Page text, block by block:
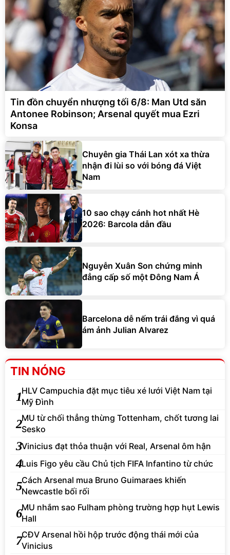
Tin đồn chuyển nhượng tối 6/8: Man Utd săn
Antonee Robinson; Arsenal quyết mua Ezri
Konsa
Chuyên gia Thái Lan xót xa thừa
nhận đi lùi so với bóng đá Việt
Nam
10 sao chạy cánh hot nhất Hè
2026: Barcola dẫn đầu
Nguyễn Xuân Son chứng minh
đẳng cấp số một Đông Nam Á
Barcelona dễ nếm trái đắng vì quá
ám ảnh Julian Alvarez
TIN NÓNG
1HLV Campuchia đặt mục tiêu xé lưới Việt Nam tại
Mỹ Đình
2MU từ chối thẳng thừng Tottenham, chốt tương lai
Sesko
3Vinicius đạt thỏa thuận với Real, Arsenal ôm hận
4Luis Figo yêu cầu Chủ tịch FIFA Infantino từ chức
5Cách Arsenal mua Bruno Guimaraes khiến
Newcastle bối rối
6MU nhắm sao Fulham phòng trường hợp hụt Lewis
Hall
7CĐV Arsenal hồi hộp trước động thái mới của
Vinicius